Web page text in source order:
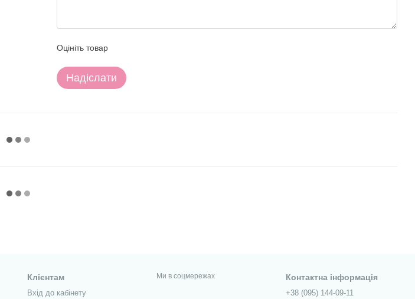
Оцініть товар
Надіслати
Клієнтам
Вхід до кабінету
Ми в соцмережах Контактна інформація
+38 (095) 144-09-11